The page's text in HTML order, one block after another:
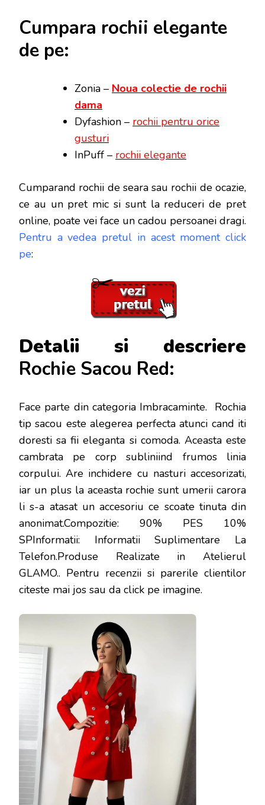
Cumpara rochii elegante
de pe:
Zonia – Noua colectie de rochii
dama
Dyfashion – rochii pentru orice
gusturi
InPuff – rochii elegante
Cumparand rochii de seara sau rochii de ocazie,
ce au un pret mic si sunt la reduceri de pret
online, poate vei face un cadou persoanei dragi.
Pentru a vedea pretul in acest moment click
pe:
Detalii si descriere
Rochie Sacou Red:
Face parte din categoria Imbracaminte. Rochia
tip sacou este alegerea perfecta atunci cand iti
doresti sa fii eleganta si comoda. Aceasta este
cambrata pe corp subliniind frumos linia
corpului. Are inchidere cu nasturi accesorizati,
iar un plus la aceasta rochie sunt umerii carora
li s-a atasat un accesoriu ce scoate tinuta din
anonimat.Compozitie: 90% PES 10%
SPInformatii: Informatii Suplimentare La
Telefon.Produse Realizate in Atelierul
GLAMO.. Pentru recenzii si parerile clientilor
citeste mai jos sau da click pe imagine.